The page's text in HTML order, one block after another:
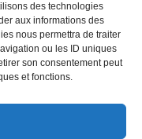
des technologies
aux informations des
nous permettra de traiter
ou les ID uniques
son consentement peut
et fonctions.